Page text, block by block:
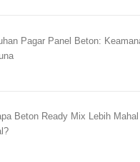
Pagar Panel Beton:
Beton Ready Mix Lebih